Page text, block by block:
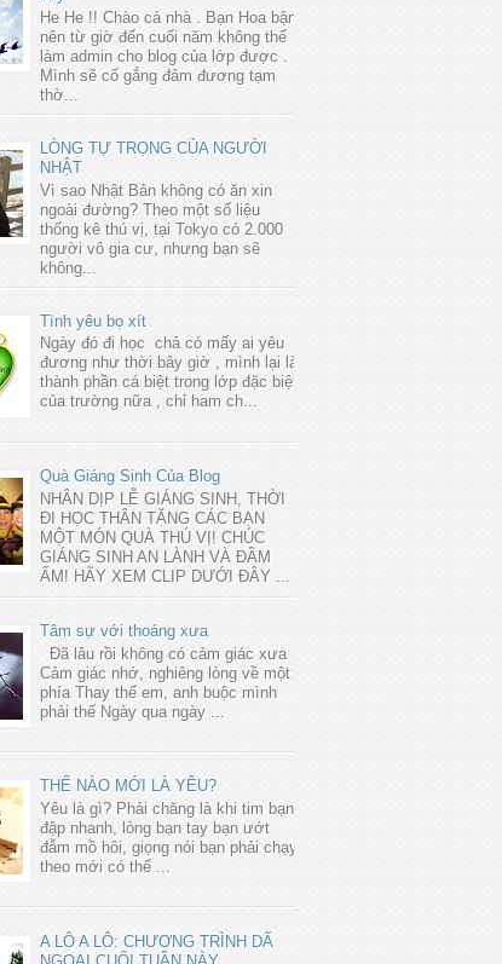
He He !! Chào cả nhà . Bạn Hoa bận
nên từ giờ đến cuối năm không thể
làm admin cho blog của lớp được .
Mình sẽ cố gắng đảm đương tạm
thờ...
LÒNG TỰ TRỌNG CỦA NGƯỜI
NHẬT
Vì sao Nhật Bản không có ăn xin
ngoài đường? Theo một số liệu
thống kê thú vị, tại Tokyo có 2.000
người vô gia cư, nhưng bạn sẽ
không...
Tình yêu bọ xít
Ngày đó đi học chả có mấy ai yêu
đương như thời bây giờ , mình lại là
thành phần cá biệt trong lớp đặc biệt
của trường nữa , chỉ ham ch...
Quà Giáng Sinh Của Blog
NHÂN DỊP LỄ GIÁNG SINH, THỜI
ĐI HỌC THÂN TẶNG CÁC BẠN
MỘT MÓN QUÀ THÚ VỊ! CHÚC
GIÁNG SINH AN LÀNH VÀ ĐẦM
ẤM! HÃY XEM CLIP DƯỚI ĐÂY ...
Tâm sự với thoáng xưa
Đã lâu rồi không có cảm giác xưa
Cảm giác nhớ, nghiêng lòng về một
phía Thay thế em, anh buộc mình
phải thế Ngày qua ngày ...
THẾ NÀO MỚI LÀ YÊU?
Yêu là gì? Phải chăng là khi tim bạn
đập nhanh, lòng bạn tay bạn ướt
đẫm mồ hôi, giọng nói bạn phải chạy
theo mới có thể ...
A LÔ A LÔ: CHƯƠNG TRÌNH DÃ